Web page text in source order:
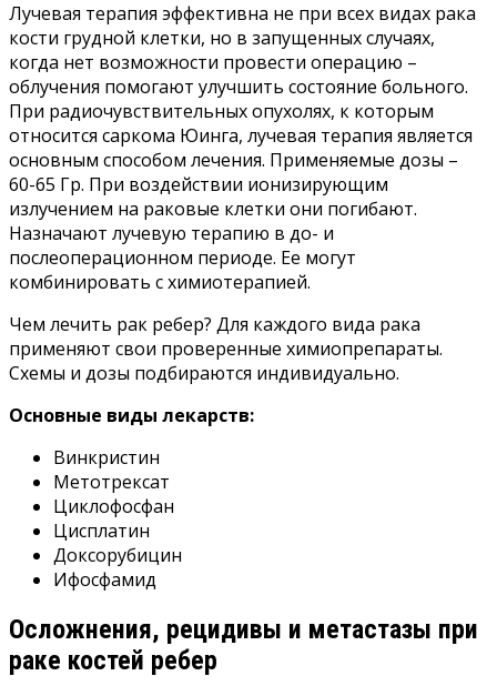
Лучевая терапия эффективна не при всех видах рака
кости грудной клетки, но в запущенных случаях,
когда нет возможности провести операцию –
облучения помогают улучшить состояние больного.
При радиочувствительных опухолях, к которым
относится саркома Юинга, лучевая терапия является
основным способом лечения. Применяемые дозы –
60-65 Гр. При воздействии ионизирующим
излучением на раковые клетки они погибают.
Назначают лучевую терапию в до- и
послеоперационном периоде. Ее могут
комбинировать с химиотерапией.
Чем лечить рак ребер? Для каждого вида рака
применяют свои проверенные химиопрепараты.
Схемы и дозы подбираются индивидуально.
Основные виды лекарств:
Винкристин
Метотрексат
Циклофосфан
Цисплатин
Доксорубицин
Ифосфамид
Осложнения, рецидивы и метастазы при
раке костей ребер